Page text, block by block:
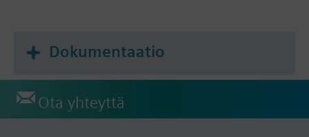
Dokumentaatio
Ota yhteyttä